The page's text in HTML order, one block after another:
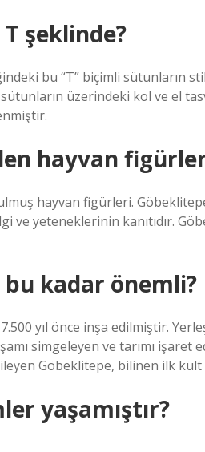
şeklinde?
bu “T” biçimli sütunların
üzerindeki kol ve el
hayvan
hayvan figürleri.
ve yeteneklerinin kanıtıdır.
kadar önemli?
yıl önce inşa edilmiştir.
simgeleyen ve tarımı işaret
Göbeklitepe, bilinen ilk kült
yaşamıştır?